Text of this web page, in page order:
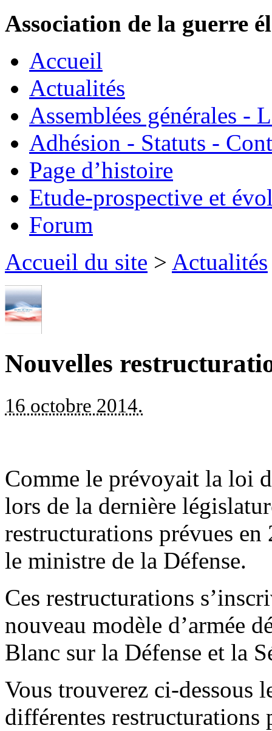
Association de la guerre
Accueil
Actualités
Assemblées générales -
Adhésion - Statuts -
Page d’histoire
Etude-prospective et
Forum
Accueil du site > Actualités
Nouvelles
16 octobre 2014.
Comme le prévoyait la loi
lors de la dernière
restructurations prévues
le ministre de la Défense.
Ces restructurations
nouveau modèle d’armée
Blanc sur la Défense et la
Vous trouverez ci-dessous
différentes restructurations